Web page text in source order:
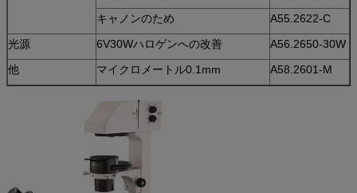
キャノンのため
A55.2622-C
光源
6V30Wハロゲンへの改善
A56.2650-30W
他
マイクロメートル0.1mm A58.2601-M